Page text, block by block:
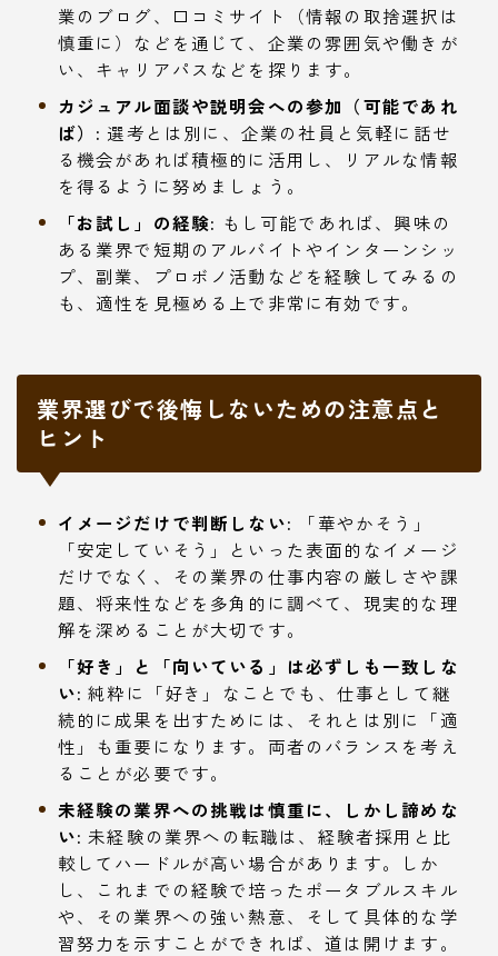
業のブログ、口コミサイト（情報の取捨選択は
慎重に）などを通じて、企業の雰囲気や働きが
い、キャリアパスなどを探ります。
カジュアル面談や説明会への参加（可能であれ
ば）: 選考とは別に、企業の社員と気軽に話せ
る機会があれば積極的に活用し、リアルな情報
を得るように努めましょう。
「お試し」の経験: もし可能であれば、興味の
ある業界で短期のアルバイトやインターンシッ
プ、副業、プロボノ活動などを経験してみるの
も、適性を見極める上で非常に有効です。
業界選びで後悔しないための注意点と
ヒント
イメージだけで判断しない: 「華やかそう」
「安定していそう」といった表面的なイメージ
だけでなく、その業界の仕事内容の厳しさや課
題、将来性などを多角的に調べて、現実的な理
解を深めることが大切です。
「好き」と「向いている」は必ずしも一致しな
い: 純粋に「好き」なことでも、仕事として継
続的に成果を出すためには、それとは別に「適
性」も重要になります。両者のバランスを考え
ることが必要です。
未経験の業界への挑戦は慎重に、しかし諦めな
い: 未経験の業界への転職は、経験者採用と比
較してハードルが高い場合があります。しか
し、これまでの経験で培ったポータブルスキル
や、その業界への強い熱意、そして具体的な学
習努力を示すことができれば、道は開けます。